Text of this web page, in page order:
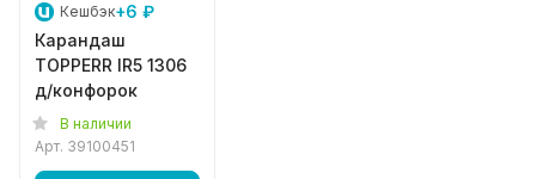
Кешбэк+6 ₽
Карандаш
TOPPERR IR5 1306
д/конфорок
В наличии
Арт. 39100451